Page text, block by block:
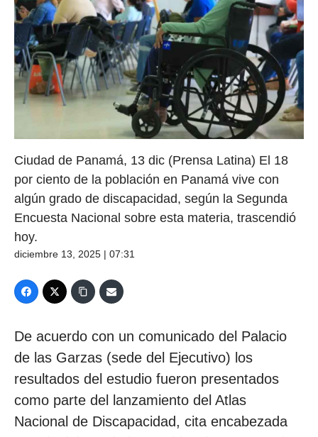
Ciudad de Panamá, 13 dic (Prensa Latina) El 18
por ciento de la población en Panamá vive con
algún grado de discapacidad, según la Segunda
Encuesta Nacional sobre esta materia, trascendió
hoy.
diciembre 13, 2025 | 07:31
De acuerdo con un comunicado del Palacio
de las Garzas (sede del Ejecutivo) los
resultados del estudio fueron presentados
como parte del lanzamiento del Atlas
Nacional de Discapacidad, cita encabezada